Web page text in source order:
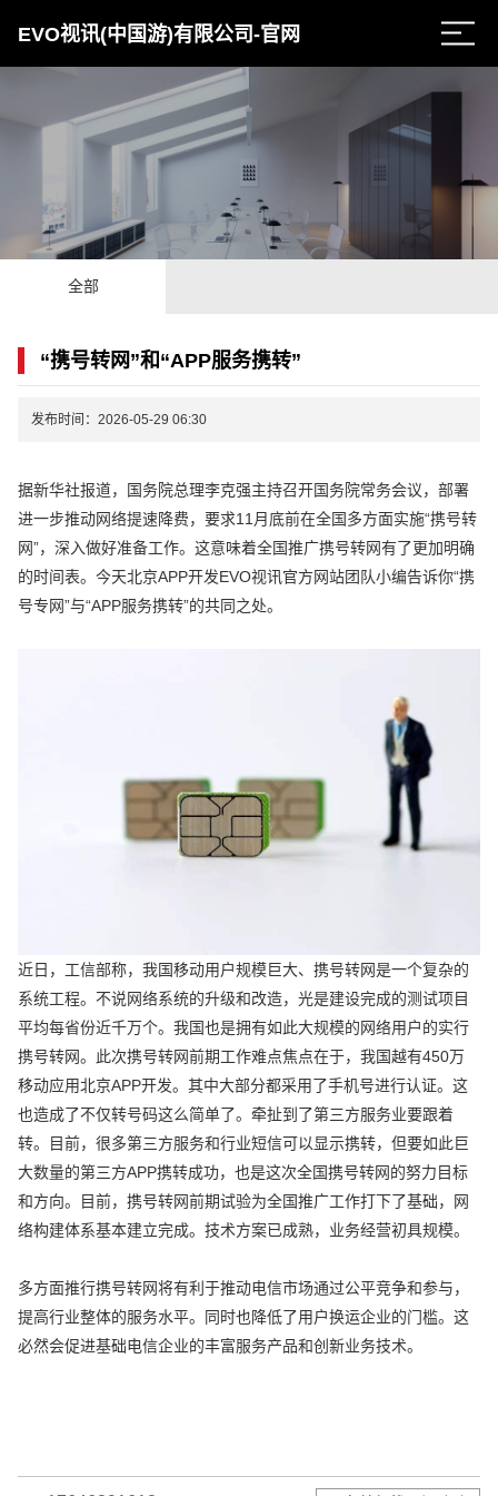
EVO视讯(中国游)有限公司-官网
全部
“携号转网”和“APP服务携转”
发布时间：2026-05-29 06:30
据新华社报道，国务院总理李克强主持召开国务院常务会议，部署
进一步推动网络提速降费，要求11月底前在全国多方面实施“携号转
网”，深入做好准备工作。这意味着全国推广携号转网有了更加明确
的时间表。今天北京APP开发EVO视讯官方网站团队小编告诉你“携
号专网”与“APP服务携转”的共同之处。
近日，工信部称，我国移动用户规模巨大、携号转网是一个复杂的
系统工程。不说网络系统的升级和改造，光是建设完成的测试项目
平均每省份近千万个。我国也是拥有如此大规模的网络用户的实行
携号转网。此次携号转网前期工作难点焦点在于，我国越有450万
移动应用北京APP开发。其中大部分都采用了手机号进行认证。这
也造成了不仅转号码这么简单了。牵扯到了第三方服务业要跟着
转。目前，很多第三方服务和行业短信可以显示携转，但要如此巨
大数量的第三方APP携转成功，也是这次全国携号转网的努力目标
和方向。目前，携号转网前期试验为全国推广工作打下了基础，网
络构建体系基本建立完成。技术方案已成熟，业务经营初具规模。
多方面推行携号转网将有利于推动电信市场通过公平竞争和参与，
提高行业整体的服务水平。同时也降低了用户换运企业的门槛。这
必然会促进基础电信企业的丰富服务产品和创新业务技术。